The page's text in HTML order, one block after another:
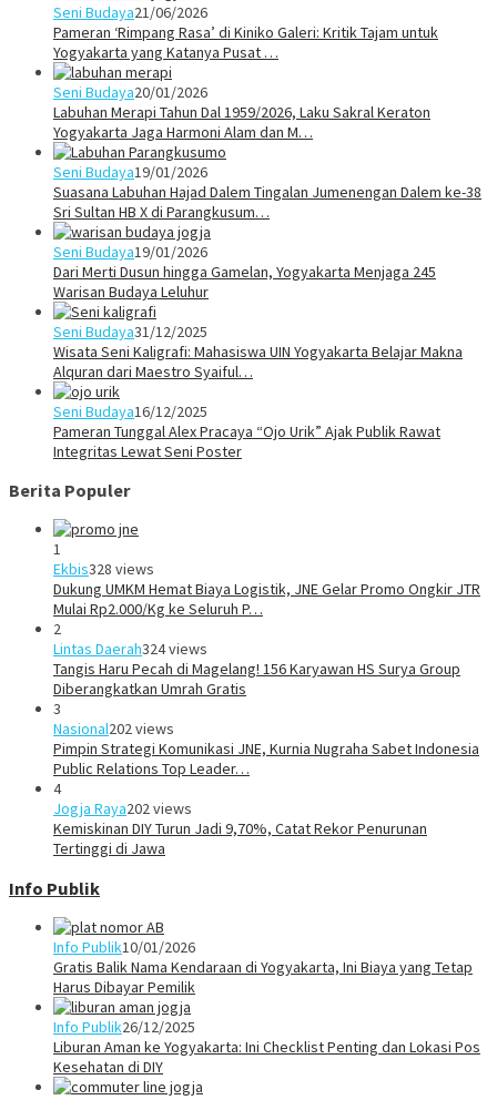
Seni Budaya21/06/2026
Pameran ‘Rimpang Rasa’ di Kiniko Galeri: Kritik Tajam untuk
Yogyakarta yang Katanya Pusat …
Seni Budaya20/01/2026
Labuhan Merapi Tahun Dal 1959/2026, Laku Sakral Keraton
Yogyakarta Jaga Harmoni Alam dan M…
Seni Budaya19/01/2026
Suasana Labuhan Hajad Dalem Tingalan Jumenengan Dalem ke-38
Sri Sultan HB X di Parangkusum…
Seni Budaya19/01/2026
Dari Merti Dusun hingga Gamelan, Yogyakarta Menjaga 245
Warisan Budaya Leluhur
Seni Budaya31/12/2025
Wisata Seni Kaligrafi: Mahasiswa UIN Yogyakarta Belajar Makna
Alquran dari Maestro Syaiful…
Seni Budaya16/12/2025
Pameran Tunggal Alex Pracaya “Ojo Urik” Ajak Publik Rawat
Integritas Lewat Seni Poster
Berita Populer
1
Ekbis328 views
Dukung UMKM Hemat Biaya Logistik, JNE Gelar Promo Ongkir JTR
Mulai Rp2.000/Kg ke Seluruh P…
2
Lintas Daerah324 views
Tangis Haru Pecah di Magelang! 156 Karyawan HS Surya Group
Diberangkatkan Umrah Gratis
3
Nasional202 views
Pimpin Strategi Komunikasi JNE, Kurnia Nugraha Sabet Indonesia
Public Relations Top Leader…
4
Jogja Raya202 views
Kemiskinan DIY Turun Jadi 9,70%, Catat Rekor Penurunan
Tertinggi di Jawa
Info Publik
Info Publik10/01/2026
Gratis Balik Nama Kendaraan di Yogyakarta, Ini Biaya yang Tetap
Harus Dibayar Pemilik
Info Publik26/12/2025
Liburan Aman ke Yogyakarta: Ini Checklist Penting dan Lokasi Pos
Kesehatan di DIY